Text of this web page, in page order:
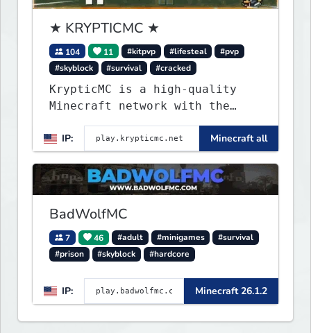
★ KRYPTICMC ★
104 11 #kitpvp #lifesteal
#pvp
#skyblock
#survival #cracked
KrypticMC is a high-quality
Minecraft network with the
BEST gamemodes you'll ever
play. Minigames, KitPvP,
Lifesteal, Prison, Practice,
Bedwars, Skywars, & much much
more!
IP: Minecraft all
BadWolfMC
7 46 #adult #minigames
#survival
#prison
#skyblock #hardcore
IP: Minecraft 26.1.2